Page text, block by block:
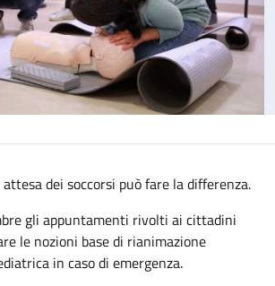
dei soccorsi può fare la differenza.
gli appuntamenti rivolti ai cittadini
le nozioni base di rianimazione
in caso di emergenza.